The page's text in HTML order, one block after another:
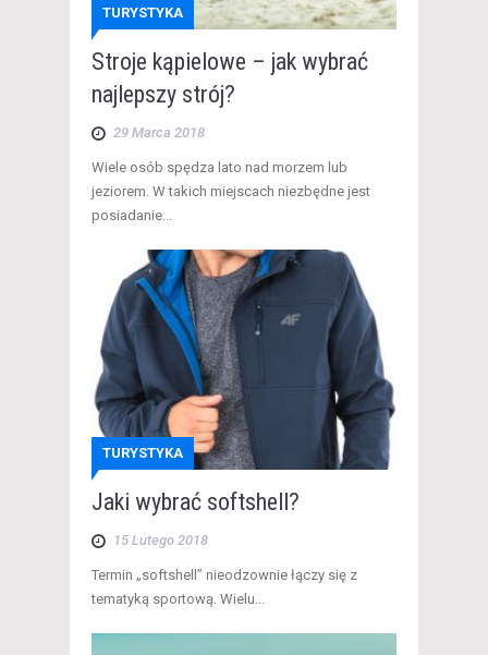
TURYSTYKA
Stroje kąpielowe – jak wybrać
najlepszy strój?
29 Marca 2018
Wiele osób spędza lato nad morzem lub
jeziorem. W takich miejscach niezbędne jest
posiadanie...
TURYSTYKA
Jaki wybrać softshell?
15 Lutego 2018
Termin „softshell” nieodzownie łączy się z
tematyką sportową. Wielu...